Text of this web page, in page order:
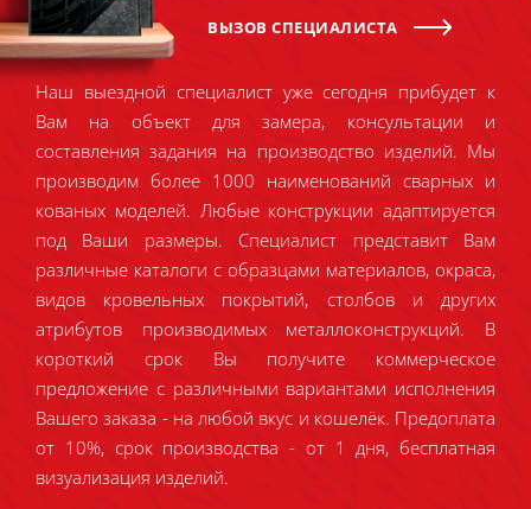
ВЫЗОВ СПЕЦИАЛИСТА
Наш выездной специалист уже сегодня прибудет к
Вам на объект для замера, консультации и
составления задания на производство изделий. Мы
производим более 1000 наименований сварных и
кованых моделей. Любые конструкции адаптируется
под Ваши размеры. Специалист представит Вам
различные каталоги с образцами материалов, окраса,
видов кровельных покрытий, столбов и других
атрибутов производимых металлоконструкций. В
короткий срок Вы получите коммерческое
предложение с различными вариантами исполнения
Вашего заказа - на любой вкус и кошелёк. Предоплата
от 10%, срок производства - от 1 дня, бесплатная
визуализация изделий.